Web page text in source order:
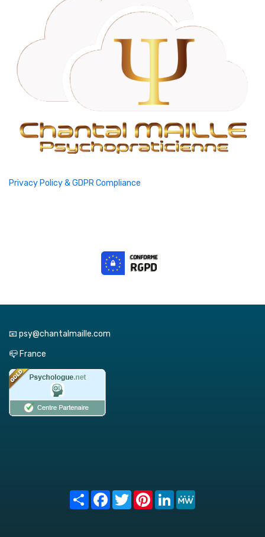
Privacy Policy & GDPR Compliance
📧 psy@chantalmaille.com
📪 France
Share FacebookTwitterPinterest
LinkedIn